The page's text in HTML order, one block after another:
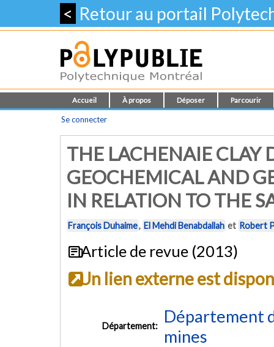
< Retour au portail
Accueil À propos Déposer Parcourir
Se connecter
THE LACHENAIE CLAY
GEOCHEMICAL AND
IN RELATION TO THE
François Duhaime, El Mehdi Benabdallah et Robert
Article de revue (2013)
Un lien externe est
Département:
Département
mines